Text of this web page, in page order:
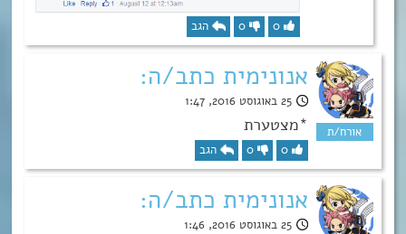
0
0 הגב
אנונימית כתב/ה:
25 באוגוסט 2016, 1:47
*מצטערת
0
0 הגב
אנונימית כתב/ה:
25 באוגוסט 2016, 1:46